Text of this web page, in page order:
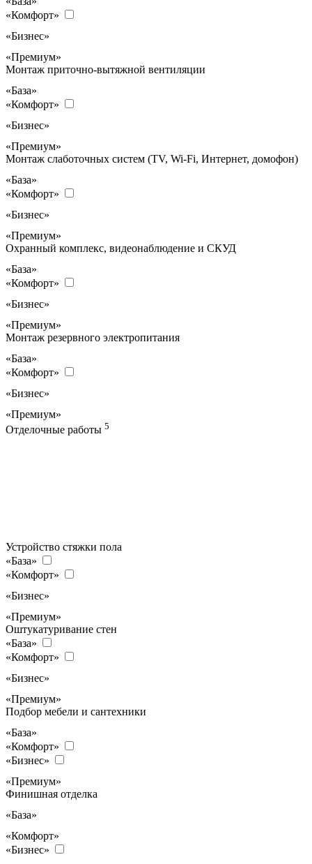
«Комфорт»
«Бизнес»
«Премиум»
Монтаж приточно-вытяжной вентиляции
«База»
«Комфорт»
«Бизнес»
«Премиум»
Монтаж слаботочных систем (TV, Wi-Fi, Интернет, домофон)
«База»
«Комфорт»
«Бизнес»
«Премиум»
Охранный комплекс, видеонаблюдение и СКУД
«База»
«Комфорт»
«Бизнес»
«Премиум»
Монтаж резервного электропитания
«База»
«Комфорт»
«Бизнес»
«Премиум»
Отделочные работы 5
Устройство стяжки пола
«База»
«Комфорт»
«Бизнес»
«Премиум»
Оштукатуривание стен
«База»
«Комфорт»
«Бизнес»
«Премиум»
Подбор мебели и сантехники
«База»
«Комфорт»
«Бизнес»
«Премиум»
Финишная отделка
«База»
«Комфорт»
«Бизнес»